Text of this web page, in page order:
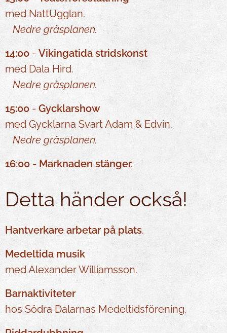
med NattUgglan.
Nedre gräsplanen.
14:00 -Vikingatida stridskonst
med Dala Hird.
Nedre gräsplanen.
15:00-Gycklarshow
med Gycklarna Svart Adam & Edvin.
Nedre gräsplanen.
16:00 - Marknaden stänger.
Detta händer också!
Hantverkare arbetar på plats.
Medeltida musik
med Alexander Williamsson.
Barnaktiviteter
hos Södra Dalarnas Medeltidsförening.